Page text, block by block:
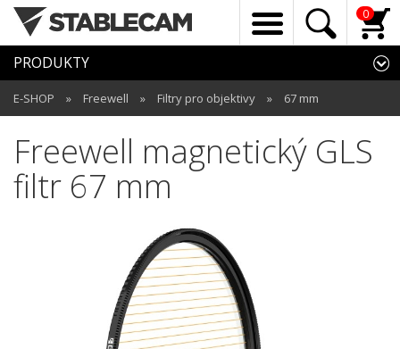
0
PRODUKTY
E-SHOP » Freewell » Filtry pro objektivy » 67 mm
Freewell magnetický GLS
filtr 67 mm